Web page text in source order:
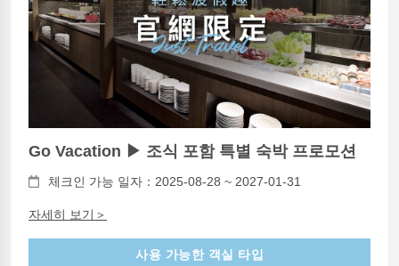
Go Vacation ▶ 조식 포함 특별 숙박 프로모션
체크인 가능 일자：2025-08-28 ~ 2027-01-31
자세히 보기＞
사용 가능한 객실 타입